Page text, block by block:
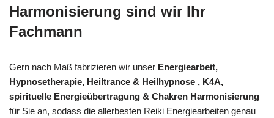
Harmonisierung sind wir Ihr
Fachmann
Gern nach Maß fabrizieren wir unser Energiearbeit,
Hypnosetherapie, Heiltrance & Heilhypnose , K4A,
spirituelle Energieübertragung & Chakren Harmonisierung
für Sie an, sodass die allerbesten Reiki Energiearbeiten genau